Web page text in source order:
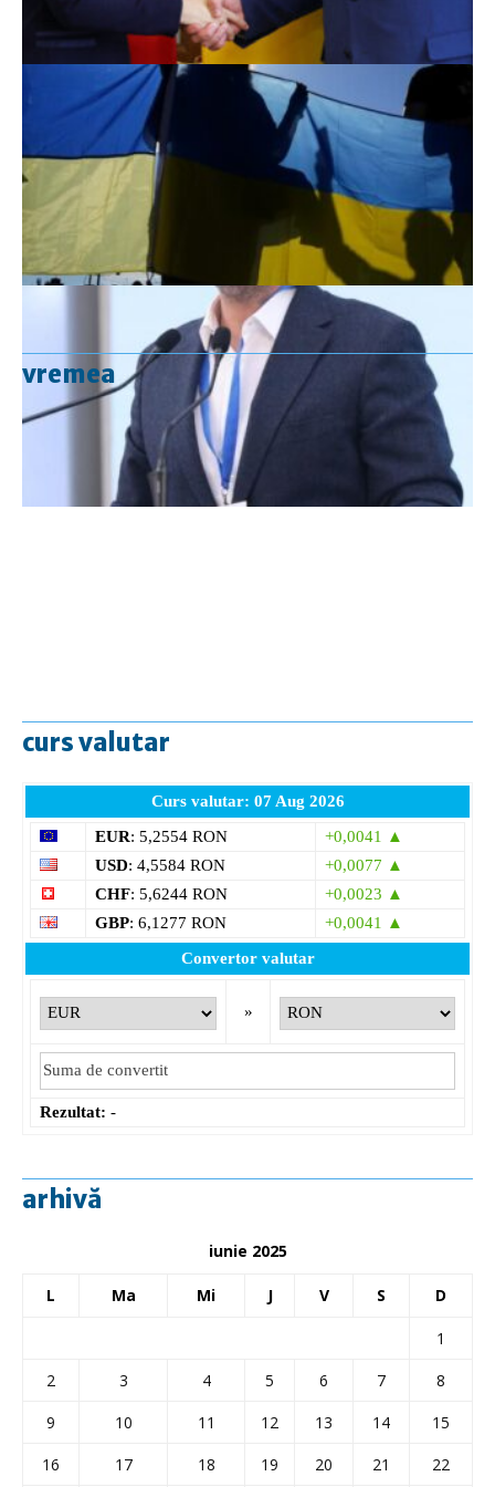
vremea
curs valutar
Curs valutar: 07 Aug 2026
EUR: 5,2554 RON
+0,0041 ▲
USD: 4,5584 RON
+0,0077 ▲
CHF: 5,6244 RON
+0,0023 ▲
GBP: 6,1277 RON
+0,0041 ▲
Convertor valutar
»
Rezultat: -
arhivă
iunie 2025
L Ma Mi J V S D
1
2
3 4 5 6 7
8
9
10 11 12 13 14
15
16
17 18 19 20 21
22